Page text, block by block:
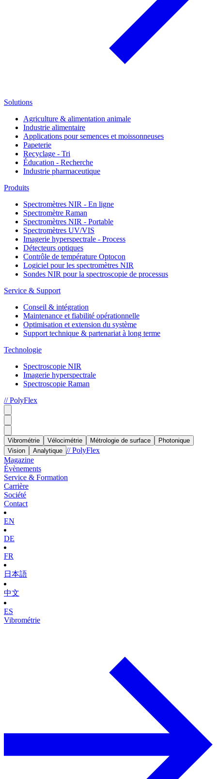
Solutions
Agriculture & alimentation animale
Industrie alimentaire
Applications pour semences et moissonneuses
Papeterie
Recyclage - Tri
Éducation - Recherche
Industrie pharmaceutique
Produits
Spectromètres NIR - En ligne
Spectromètre Raman
Spectromètres NIR - Portable
Spectromètres UV/VIS
Imagerie hyperspectrale - Process
Détecteurs optiques
Contrôle de température Optocon
Logiciel pour les spectromètres NIR
Sondes NIR pour la spectroscopie de processus
Service & Support
Conseil & intégration
Maintenance et fiabilité opérationnelle
Optimisation et extension du système
Support technique & partenariat à long terme
Technologie
Spectroscopie NIR
Imagerie hyperspectrale
Spectroscopie Raman
// PolyFlex
Vibrométrie Vélocimétrie Métrologie de surface
Photonique
Vision
Analytique // PolyFlex
Magazine
Évènements
Service & Formation
Carrière
Société
Contact
EN
DE
FR
日本語
中文
ES
Vibrométrie